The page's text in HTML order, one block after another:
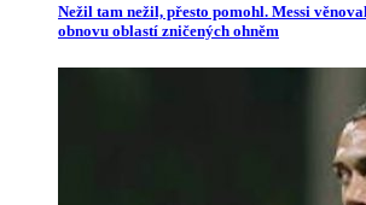
Nežil tam nežil, přesto pomohl. Messi
obnovu oblastí zničených ohněm